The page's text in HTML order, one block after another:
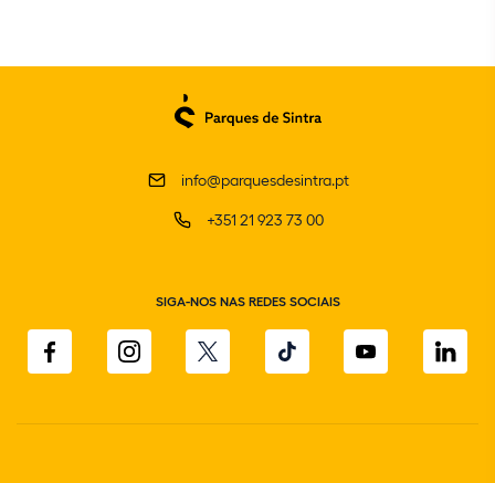
info@parquesdesintra.pt
+351 21 923 73 00
SIGA-NOS NAS REDES SOCIAIS